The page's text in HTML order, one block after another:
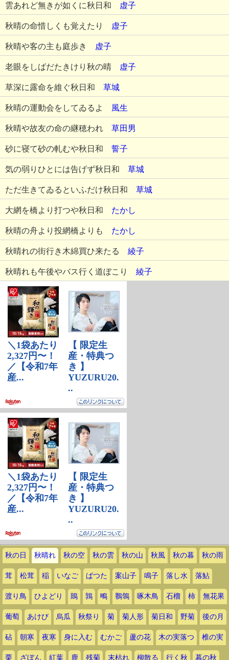
雲あれど無きが如くに秋日和 虚子
秋晴の命惜しくも覚えたり 虚子
秋晴や客の主も庭歩き 虚子
老眼をしばだたきけり秋の晴 虚子
草深に露命を維ぐ秋日和 草城
秋晴の運動会をしてゐるよ 風生
秋晴や故友の命の継穂われ 草田男
砂に寝て砂の軋むや秋日和 誓子
気の弱りひとには告げず秋日和 草城
ただ生きてゐるといふだけ秋日和 草城
大網を橋より打つや秋日和 たかし
秋晴の舟より投網橋よりも たかし
秋晴れの街行き木綿買ひ来たる 綾子
秋晴れも午後やバス行く道ぼこり 綾子
秋の日 秋晴れ 秋の空 秋の雲 秋の山 秋風 秋の暮 秋の雨
茸 松茸 稲 いなご ばつた 案山子 鳴子 落し水 落鮎
渡り鳥 ひよどり 鵙 鶉 鴫 鶺鴒 啄木鳥 石榴 柿 無花果
葡萄 あけび 烏瓜 秋祭り 菊 菊人形 菊日和 野菊 後の月
砧 朝寒 夜寒 身に入む むかご 蘆の花 木の実落つ 椎の実
栗 ざぼん 紅葉 鹿 残菊 末枯れ 柳散る 行く秋 暮の秋